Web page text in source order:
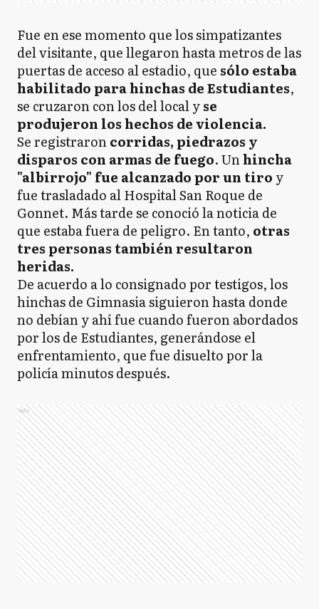
Fue en ese momento que los simpatizantes
del visitante, que llegaron hasta metros de las
puertas de acceso al estadio, que sólo estaba
habilitado para hinchas de Estudiantes,
se cruzaron con los del local yse
produjeron los hechos de violencia.
Se registraroncorridas, piedrazos y
disparos con armas de fuego. Unhincha
"albirrojo" fue alcanzado por un tiro y
fue trasladado al Hospital San Roque de
Gonnet. Más tarde se conoció la noticia de
que estaba fuera de peligro. En tanto, otras
tres personas también resultaron
heridas.
De acuerdo a lo consignado por testigos, los
hinchas de Gimnasia siguieron hasta donde
no debían y ahí fue cuando fueron abordados
por los de Estudiantes, generándose el
enfrentamiento, que fue disuelto por la
policía minutos después.
Ads